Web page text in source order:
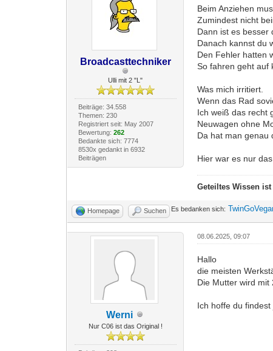
Broadcasttechniker
Ulli mit 2 "L"
Beiträge: 34.558
Themen: 230
Registriert seit: May 2007
Bewertung: 262
Bedankte sich: 7774
8530x gedankt in 6932
Beiträgen
Beim Anziehen
Zumindest nicht
Dann ist es besser
Danach kannst du
Den Fehler hatten
So fahren geht auf
Was mich irritiert.
Wenn das Rad
Ich weiß das recht
Neuwagen ohne
Da hat man genau
Hier war es nur
Geteiltes Wissen
Homepage Suchen Es bedanken sich:
Werni
Nur C06 ist das Original !
08.06.2025, 09:07
Hallo
die meisten
Die Mutter wird mit
Ich hoffe du findest